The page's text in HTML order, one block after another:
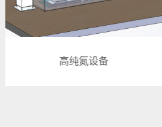
H2/CH4/VOC尾气干燥机